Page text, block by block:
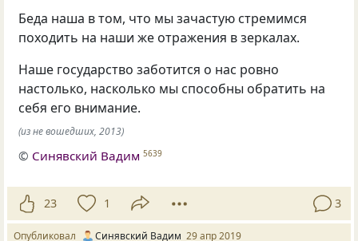
Беда наша в том, что мы зачастую стремимся
походить на наши же отражения в зеркалах.
Наше государство заботится о нас ровно
настолько, насколько мы способны обратить на
себя его внимание.
(из не вошедших, 2013)
© Синявский Вадим 5639
23 1 3
Опубликовал Синявский Вадим 29 апр 2019